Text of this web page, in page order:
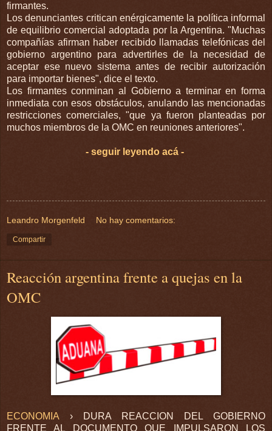
firmantes.
Los denunciantes critican enérgicamente la política informal
de equilibrio comercial adoptada por la Argentina. "Muchas
compañías afirman haber recibido llamadas telefónicas del
gobierno argentino para advertirles de la necesidad de
aceptar ese nuevo sistema antes de recibir autorización
para importar bienes", dice el texto.
Los firmantes conminan al Gobierno a terminar en forma
inmediata con esos obstáculos, anulando las mencionadas
restricciones comerciales, "que ya fueron planteadas por
muchos miembros de la OMC en reuniones anteriores".
- seguir leyendo acá -
Leandro Morgenfeld No hay comentarios:
Compartir
Reacción argentina frente a quejas en la
OMC
ECONOMIA › DURA REACCION DEL GOBIERNO
FRENTE AL DOCUMENTO QUE IMPULSARON LOS